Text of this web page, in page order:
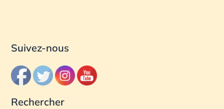
Suivez-nous
Rechercher